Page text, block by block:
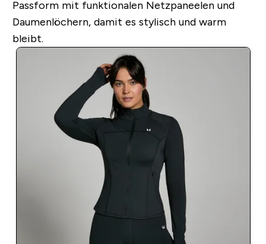
Passform mit funktionalen Netzpaneelen und
Daumenlöchern, damit es stylisch und warm
bleibt.